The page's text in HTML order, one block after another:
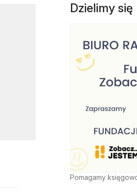
Dzielimy
Pomagamy